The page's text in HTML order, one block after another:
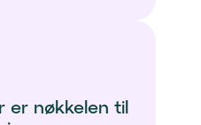
er nøkkelen til